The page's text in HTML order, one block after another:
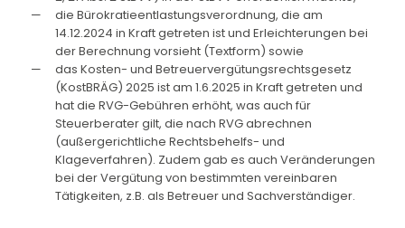
die Bürokratieentlastungsverordnung, die am
14.12.2024 in Kraft getreten ist und Erleichterungen bei
der Berechnung vorsieht (Textform) sowie
das Kosten- und Betreuervergütungsrechtsgesetz
(KostBRÄG) 2025 ist am 1.6.2025 in Kraft getreten und
hat die RVG-Gebühren erhöht, was auch für
Steuerberater gilt, die nach RVG abrechnen
(außergerichtliche Rechtsbehelfs- und
Klageverfahren). Zudem gab es auch Veränderungen
bei der Vergütung von bestimmten vereinbaren
Tätigkeiten, z.B. als Betreuer und Sachverständiger.